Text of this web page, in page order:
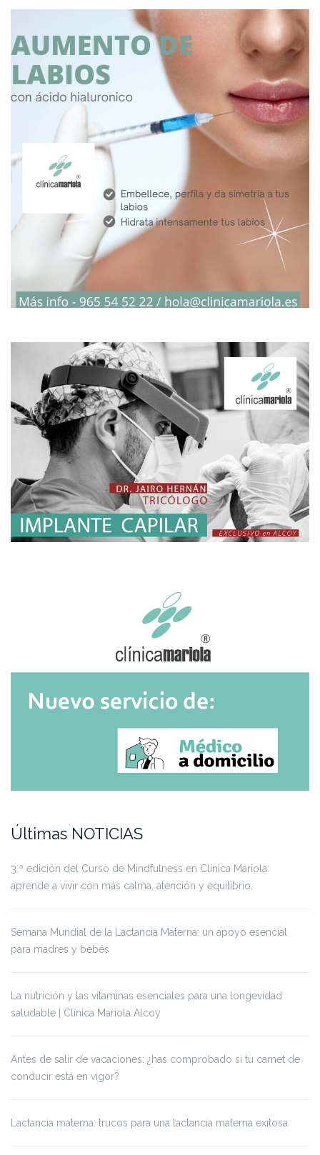
Últimas NOTICIAS
3.ª edición del Curso de Mindfulness en Clínica Mariola:
aprende a vivir con más calma, atención y equilibrio.
Semana Mundial de la Lactancia Materna: un apoyo esencial
para madres y bebés
La nutrición y las vitaminas esenciales para una longevidad
saludable | Clínica Mariola Alcoy
Antes de salir de vacaciones: ¿has comprobado si tu carnet de
conducir está en vigor?
Lactancia materna: trucos para una lactancia materna exitosa